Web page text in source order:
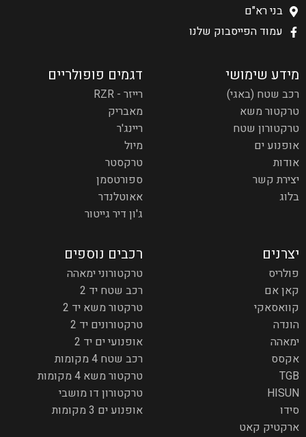
בני רא"ם
עמוד הפייסבוק שלנו
מידע שימושי
רכב שטח (באגי)
טרקטור משא
טרקטורון שטח
אופנוע ים
אודות
יצירת קשר
בלוג
דגמים פופולריים
רייזר - RZR
מאבריק
ריינג'ר
מיול
טרקסטר
ספורטסמן
אאוטלנדר
ג'ון דיר גייטור
יצרנים
פולריס
קאן אם
קוואסאקי
הונדה
ימאהה
אקסס
TGB
HISUN
סידו
ארקטיק קאט
רכבים נוספים
טרקטורוני ימאהה
רכב שטח יד 2
טרקטור משא יד 2
טרקטורונים יד 2
אופנועי ים יד 2
רכב שטח 4 מקומות
טרקטור משא 4 מקומות
טרקטורון דו מושבי
אופנוע ים 3 מקומות